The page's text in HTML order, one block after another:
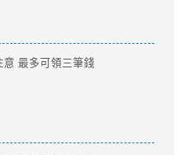
意 最多可領三筆錢